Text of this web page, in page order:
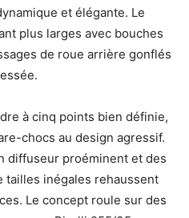
et élégante. Le
plus larges avec bouches
de roue arrière gonflés
à cinq points bien définie,
chocs au design agressif.
diffuseur proéminent et des
tailles inégales rehaussent
Le concept roule sur des